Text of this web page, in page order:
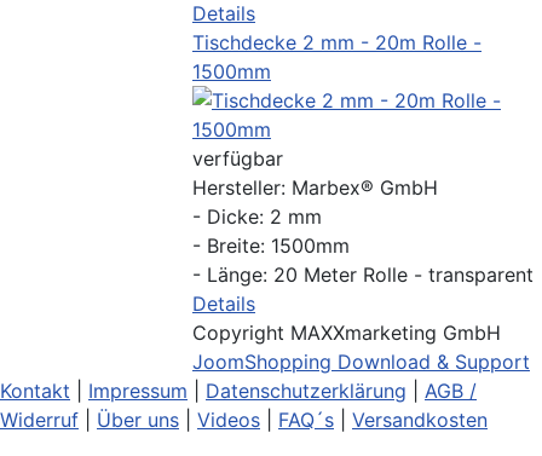
Details
Tischdecke 2 mm - 20m Rolle -
1500mm
verfügbar
Hersteller: Marbex® GmbH
- Dicke: 2 mm
- Breite: 1500mm
- Länge: 20 Meter Rolle - transparent
Details
Copyright MAXXmarketing GmbH
JoomShopping Download & Support
Kontakt
Impressum Datenschutzerklärung
AGB /
Widerruf
Über uns Videos FAQ´s Versandkosten